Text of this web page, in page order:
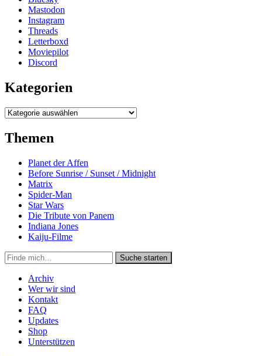
Mastodon
Instagram
Threads
Letterboxd
Moviepilot
Discord
Kategorien
Kategorien
Themen
Planet der Affen
Before Sunrise / Sunset / Midnight
Matrix
Spider-Man
Star Wars
Die Tribute von Panem
Indiana Jones
Kaiju-Filme
Suche
in
https://secondunit-
podcast.de/
Suche starten
Archiv
Wer wir sind
Kontakt
FAQ
Updates
Shop
Unterstützen